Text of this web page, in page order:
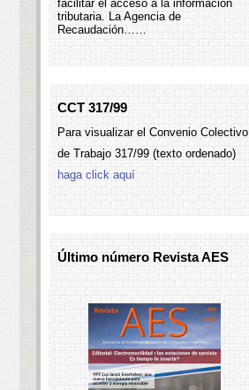
facilitar el acceso a la información
tributaria. La Agencia de
Recaudación……
CCT 317/99
Para visualizar el Convenio Colectivo
de Trabajo 317/99 (texto ordenado)
haga click aquí
Último número Revista AES